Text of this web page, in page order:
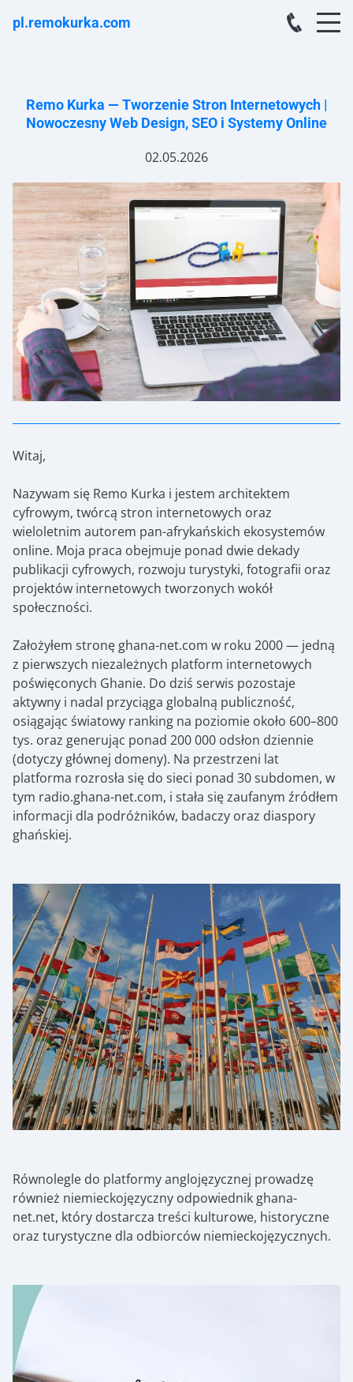
pl.remokurka.com
Remo Kurka — Tworzenie Stron Internetowych |
Nowoczesny Web Design, SEO i Systemy Online
02.05.2026
Witaj,
Nazywam się Remo Kurka i jestem architektem
cyfrowym, twórcą stron internetowych oraz
wieloletnim autorem pan-afrykańskich ekosystemów
online. Moja praca obejmuje ponad dwie dekady
publikacji cyfrowych, rozwoju turystyki, fotografii oraz
projektów internetowych tworzonych wokół
społeczności.
Założyłem stronę ghana-net.com w roku 2000 — jedną
z pierwszych niezależnych platform internetowych
poświęconych Ghanie. Do dziś serwis pozostaje
aktywny i nadal przyciąga globalną publiczność,
osiągając światowy ranking na poziomie około 600–800
tys. oraz generując ponad 200 000 odsłon dziennie
(dotyczy głównej domeny). Na przestrzeni lat
platforma rozrosła się do sieci ponad 30 subdomen, w
tym radio.ghana-net.com, i stała się zaufanym źródłem
informacji dla podróżników, badaczy oraz diaspory
ghańskiej.
Równolegle do platformy anglojęzycznej prowadzę
również niemieckojęzyczny odpowiednik ghana-
net.net, który dostarcza treści kulturowe, historyczne
oraz turystyczne dla odbiorców niemieckojęzycznych.